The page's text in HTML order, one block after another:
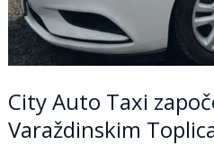
City Auto Taxi
Varaždinskim